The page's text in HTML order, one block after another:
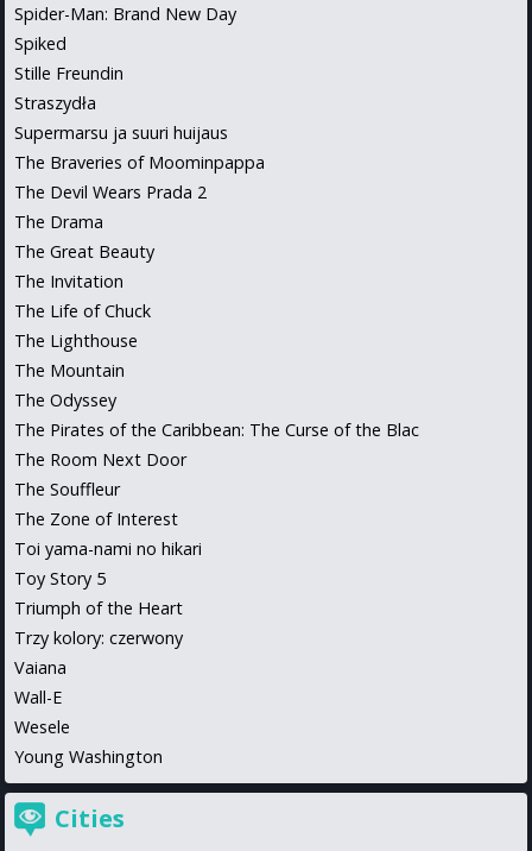
Spider-Man: Brand New Day
Spiked
Stille Freundin
Straszydła
Supermarsu ja suuri huijaus
The Braveries of Moominpappa
The Devil Wears Prada 2
The Drama
The Great Beauty
The Invitation
The Life of Chuck
The Lighthouse
The Mountain
The Odyssey
The Pirates of the Caribbean: The Curse of the Blac
The Room Next Door
The Souffleur
The Zone of Interest
Toi yama-nami no hikari
Toy Story 5
Triumph of the Heart
Trzy kolory: czerwony
Vaiana
Wall-E
Wesele
Young Washington
Cities